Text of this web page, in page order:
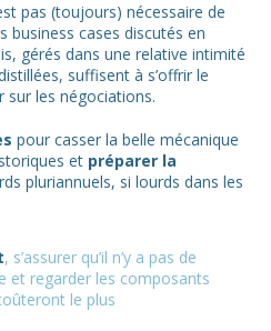
pas (toujours) nécessaire de
business cases discutés en
gérés dans une relative intimité
suffisent à s’offrir le
sur les négociations.
pour casser la belle mécanique
et préparer la
pluriannuels, si lourds dans les
, s’assurer qu’il n’y a pas de
et regarder les composants
le plus